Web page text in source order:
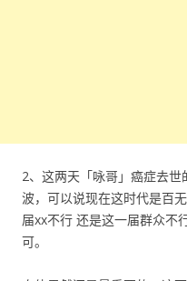
2、这两天「咏哥」癌症去
波，可以说现在这时代是百
届xx不行 还是这一届群众不
可。